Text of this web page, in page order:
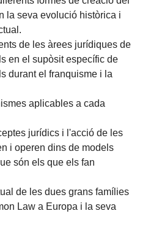
la seva evolució històrica i
de les àrees jurídiques de
en el supòsit específic de
durant el franquisme i la
aplicables a cada
jurídics i l'acció de les
i operen dins de models
són els que els fan
de les dues grans famílies
Law a Europa i la seva